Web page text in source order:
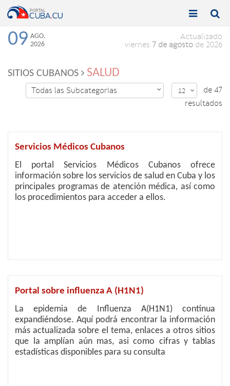
Toggle

Toggle

09 AGO.
2026
Actualizado
viernes 7 de agosto de 2026
SITIOS CUBANOS SALUD
Todas las Subcategorías  12 
de 47
resultados
Servicios Médicos Cubanos
El portal Servicios Médicos Cubanos ofrece
información sobre los servicios de salud en Cuba y los
principales programas de atención médica, así como
los procedimientos para acceder a ellos.
Portal sobre influenza A (H1N1)
La epidemia de Influenza A(H1N1) continua
expandiéndose. Aquí podrá encontrar la información
más actualizada sobre el tema, enlaces a otros sitios
que la amplían aún mas, asi como cifras y tablas
estadísticas disponibles para su consulta